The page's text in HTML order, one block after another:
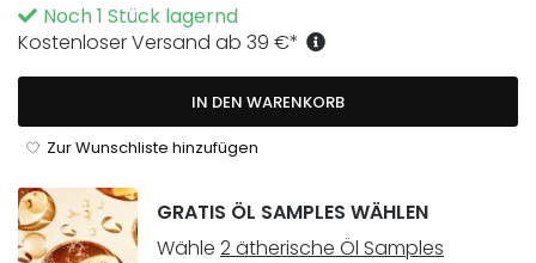
Noch 1 Stück lagernd
Kostenloser Versand ab 39 €*
IN DEN WARENKORB
Zur Wunschliste hinzufügen
GRATIS ÖL SAMPLES WÄHLEN
Wähle 2 ätherische Öl Samples